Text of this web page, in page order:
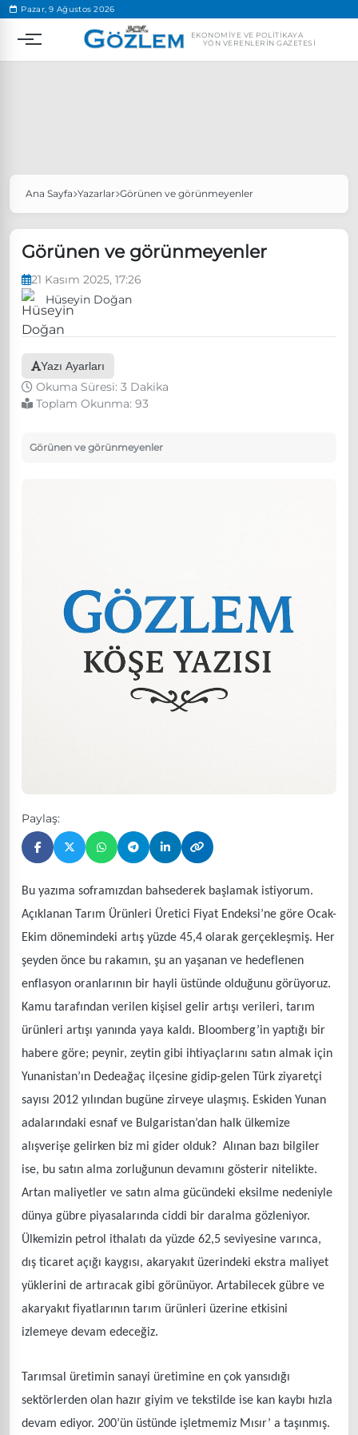
Pazar, 9 Ağustos 2026
EKONOMIYE VE POLITIKAYA
YÖN VERENLERIN GAZETESI
Popüler Aramalar
Özgür Özel, Ekrem İmamoğlu’nu ziyaret edecek
Ünlü çift bir etkinliğe daha katılmama kararı aldı
Boykot
Ana Sayfa Yazarlar Görünen ve görünmeyenler
Görünen ve görünmeyenler
21 Kasım 2025, 17:26
Hüseyin Doğan
Yazı Ayarları
Okuma Süresi: 3 Dakika
Toplam Okunma: 93
Görünen ve görünmeyenler
Paylaş:
Bu yazıma soframızdan bahsederek başlamak istiyorum.
Açıklanan Tarım Ürünleri Üretici Fiyat Endeksi’ne göre Ocak-
Ekim dönemindeki artış yüzde 45,4 olarak gerçekleşmiş. Her
şeyden önce bu rakamın, şu an yaşanan ve hedeflenen
enflasyon oranlarının bir hayli üstünde olduğunu görüyoruz.
Kamu tarafından verilen kişisel gelir artışı verileri, tarım
ürünleri artışı yanında yaya kaldı. Bloomberg’in yaptığı bir
habere göre; peynir, zeytin gibi ihtiyaçlarını satın almak için
Yunanistan’ın Dedeağaç ilçesine gidip-gelen Türk ziyaretçi
sayısı 2012 yılından bugüne zirveye ulaşmış. Eskiden Yunan
adalarındaki esnaf ve Bulgaristan’dan halk ülkemize
alışverişe gelirken biz mi gider olduk? Alınan bazı bilgiler
ise, bu satın alma zorluğunun devamını gösterir nitelikte.
Artan maliyetler ve satın alma gücündeki eksilme nedeniyle
dünya gübre piyasalarında ciddi bir daralma gözleniyor.
Ülkemizin petrol ithalatı da yüzde 62,5 seviyesine varınca,
dış ticaret açığı kaygısı, akaryakıt üzerindeki ekstra maliyet
yüklerini de artıracak gibi görünüyor. Artabilecek gübre ve
akaryakıt fiyatlarının tarım ürünleri üzerine etkisini
izlemeye devam edeceğiz.
Tarımsal üretimin sanayi üretimine en çok yansıdığı
sektörlerden olan hazır giyim ve tekstilde ise kan kaybı hızla
devam ediyor. 200’ün üstünde işletmemiz Mısır’ a taşınmış.